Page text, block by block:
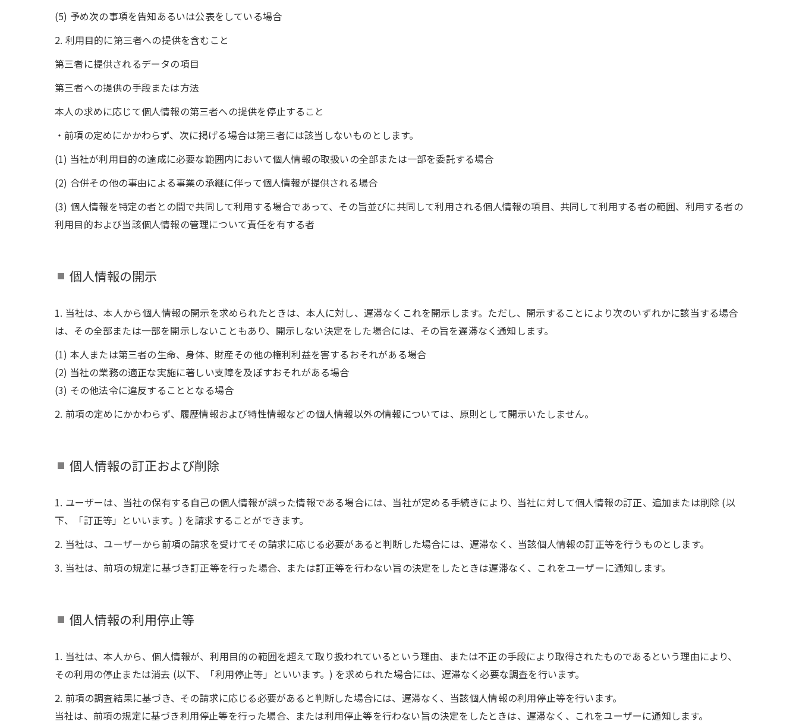
(5) 予め次の事項を告知あるいは公表をしている場合
2. 利用目的に第三者への提供を含むこと
第三者に提供されるデータの項目
第三者への提供の手段または方法
本人の求めに応じて個人情報の第三者への提供を停止すること
・前項の定めにかかわらず、次に掲げる場合は第三者には該当しないものとします。
(1) 当社が利用目的の達成に必要な範囲内において個人情報の取扱いの全部または一部を委託する場合
(2) 合併その他の事由による事業の承継に伴って個人情報が提供される場合
(3) 個人情報を特定の者との間で共同して利用する場合であって、その旨並びに共同して利用される個人情報の項目、共同して利用する者の範囲、利用する者の
利用目的および当該個人情報の管理について責任を有する者
個人情報の開示
1. 当社は、本人から個人情報の開示を求められたときは、本人に対し、遅滞なくこれを開示します。ただし、開示することにより次のいずれかに該当する場合
は、その全部または一部を開示しないこともあり、開示しない決定をした場合には、その旨を遅滞なく通知します。
(1) 本人または第三者の生命、身体、財産その他の権利利益を害するおそれがある場合
(2) 当社の業務の適正な実施に著しい支障を及ぼすおそれがある場合
(3) その他法令に違反することとなる場合
2. 前項の定めにかかわらず、履歴情報および特性情報などの個人情報以外の情報については、原則として開示いたしません。
個人情報の訂正および削除
1. ユーザーは、当社の保有する自己の個人情報が誤った情報である場合には、当社が定める手続きにより、当社に対して個人情報の訂正、追加または削除 (以
下、「訂正等」といいます。) を請求することができます。
2. 当社は、ユーザーから前項の請求を受けてその請求に応じる必要があると判断した場合には、遅滞なく、当該個人情報の訂正等を行うものとします。
3. 当社は、前項の規定に基づき訂正等を行った場合、または訂正等を行わない旨の決定をしたときは遅滞なく、これをユーザーに通知します。
個人情報の利用停止等
1. 当社は、本人から、個人情報が、利用目的の範囲を超えて取り扱われているという理由、または不正の手段により取得されたものであるという理由により、
その利用の停止または消去 (以下、「利用停止等」といいます。) を求められた場合には、遅滞なく必要な調査を行います。
2. 前項の調査結果に基づき、その請求に応じる必要があると判断した場合には、遅滞なく、当該個人情報の利用停止等を行います。
当社は、前項の規定に基づき利用停止等を行った場合、または利用停止等を行わない旨の決定をしたときは、遅滞なく、これをユーザーに通知します。